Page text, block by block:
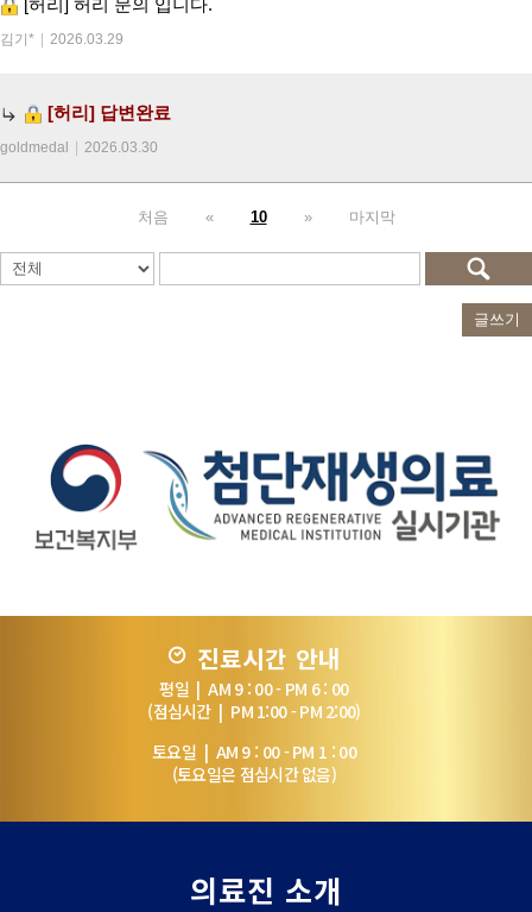
[허리] 허리 문의 입니다.
김기* 2026.03.29
[허리] 답변완료
goldmedal 2026.03.30
처음 « 10 » 마지막
글쓰기
진료시간 안내
평일 | AM 9 : 00 - PM 6 : 00
(점심시간 | PM 1:00 - PM 2:00)
토요일 | AM 9 : 00 - PM 1 : 00
(토요일은 점심시간 없음)
의료진 소개